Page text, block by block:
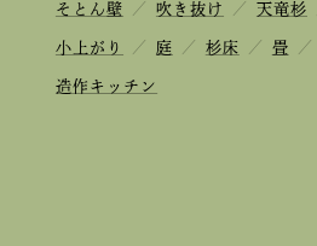
そとん壁 ／ 吹き抜け ／ 天竜杉
小上がり ／ 庭 ／ 杉床 ／ 畳 ／
造作キッチン